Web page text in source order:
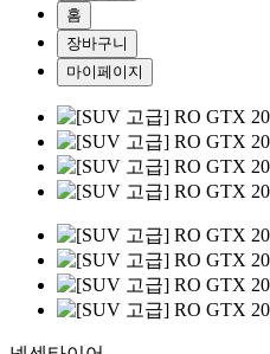
홈
장바구니
마이페이지